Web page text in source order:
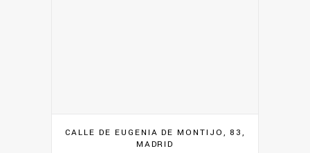
CALLE DE EUGENIA DE MONTIJO, 83,
MADRID